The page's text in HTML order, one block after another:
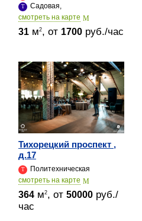
Садовая,
cмотреть на карте
31 м2, от 1700 руб./час
Тихорецкий проспект ,
д.17
Политехническая
cмотреть на карте
364 м2, от 50000 руб./
час